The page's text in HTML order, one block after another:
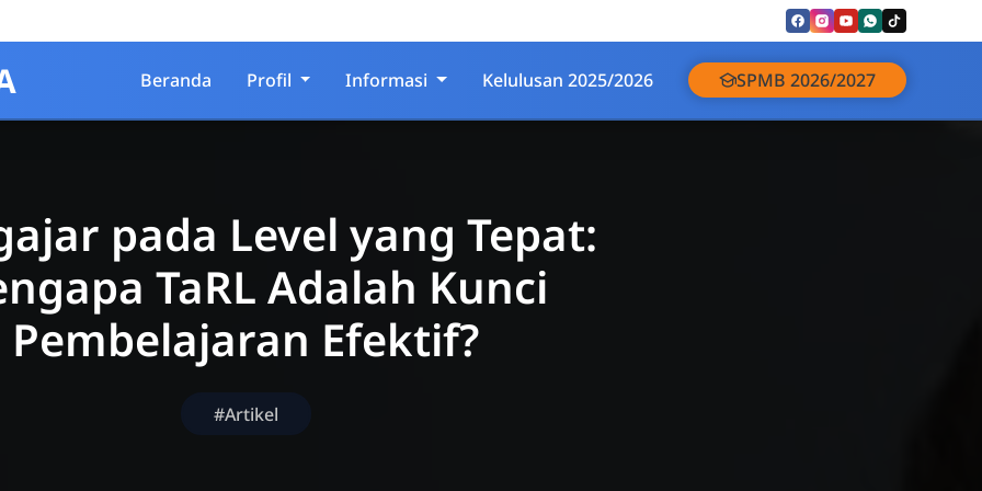
Beranda Profil Informasi Kelulusan 2025/2026 SPMB 2026/2027
pada Level yang Tepat:
TaRL Adalah Kunci
Pembelajaran Efektif?
#Artikel